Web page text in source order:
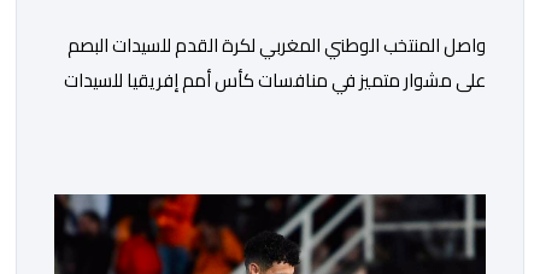
واصل المنتخب الوطني المغربي لكرة القدم للسيدات البصم
على مشوار متميز في منافسات كأس أمم إفريقيا للسيدات
التي جمعتهما، مساء اليوم السبت على أرضية ملعب مولاي
الحسن بالرباط، برسم الدور ربع النهائي، ليضمن بذلك رسميا
مشاركته […]